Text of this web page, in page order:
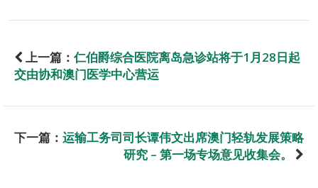
上一篇：仁伯爵综合医院离岛急诊站将于1月28日起
交由协和澳门医学中心营运
下一篇： 运输工务司司长谭伟文出席澳门轻轨发展策略
研究 – 第一场专场意见收集会。